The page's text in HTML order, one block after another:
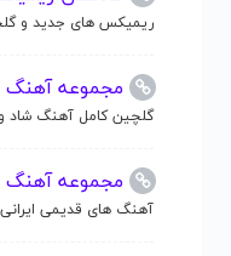
ریمیکس های جدید و
مجموعه آهنگ
گلچین کامل آهنگ شاد
مجموعه آهنگ
آهنگ های قدیمی